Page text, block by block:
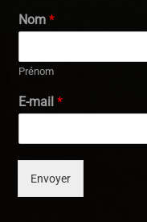
Nom*
Prénom
E-mail*
Envoyer